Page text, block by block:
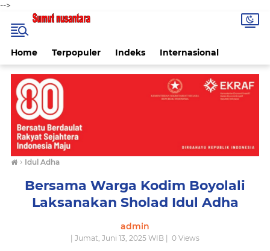
-->
Home Terpopuler Indeks Internasional
› Idul Adha
Bersama Warga Kodim Boyolali
Laksanakan Sholad Idul Adha
admin
| Jumat, Juni 13, 2025 WIB | 0 Views